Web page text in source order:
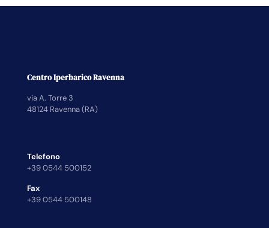
Centro Iperbarico Ravenna
via A. Torre 3
48124 Ravenna (RA)
Telefono
+39 0544 500152
Fax
+39 0544 500148